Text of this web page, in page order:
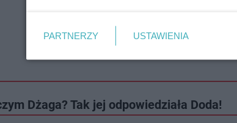
teraz bardzo szczęśliwa, co nie znaczy,
Dżaga? Tak jej odpowiedziała Doda!
PARTNERZY USTAWIENIA